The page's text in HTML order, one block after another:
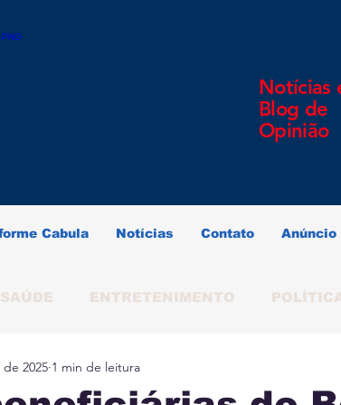
Notícias
Blog de
Opinião
Cabula Notícias Contato Anúncio
SAÚDE ENTRETENIMENTO
SALVADOR
2025 1 min de leitura